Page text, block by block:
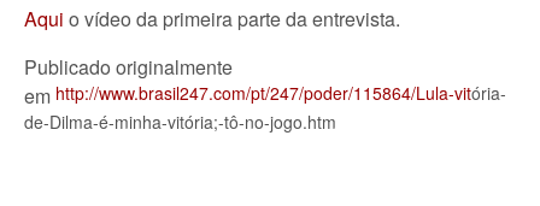
Aqui o vídeo da primeira parte da entrevista.
Publicado originalmente
em http://www.brasil247.com/pt/247/poder/115864/Lula-vitória-
de-Dilma-é-minha-vitória;-tô-no-jogo.htm